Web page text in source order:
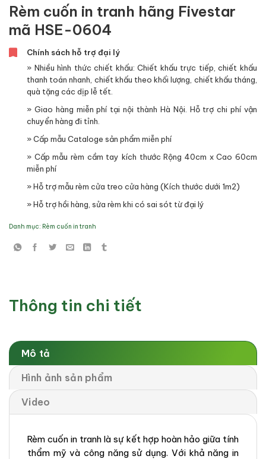
Rèm cuốn in tranh hãng Fivestar
mã HSE-0604
Chính sách hỗ trợ đại lý
» Nhiều hình thức chiết khấu: Chiết khấu trực tiếp, chiết khấu
thanh toán nhanh, chiết khấu theo khối lượng, chiết khấu tháng,
quà tặng các dịp lễ tết.
» Giao hàng miễn phí tại nội thành Hà Nội. Hỗ trợ chi phí vận
chuyển hàng đi tỉnh.
» Cấp mẫu Cataloge sản phẩm miễn phí
» Cấp mẫu rèm cầm tay kích thước Rộng 40cm x Cao 60cm
miễn phí
» Hỗ trợ mẫu rèm cửa treo cửa hàng (Kích thước dưới 1m2)
» Hỗ trợ hồi hàng, sửa rèm khi có sai sót từ đại lý
Danh mục: Rèm cuốn in tranh
Thông tin chi tiết
Mô tả
Hình ảnh sản phẩm
Video
Rèm cuốn in tranh là sự kết hợp hoàn hảo giữa tính
thẩm mỹ và công năng sử dụng. Với khả năng in